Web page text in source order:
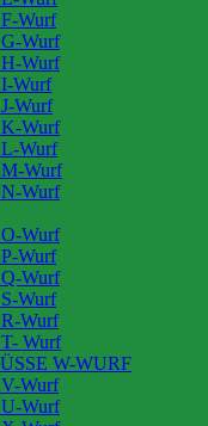
F-Wurf
G-Wurf
H-Wurf
I-Wurf
J-Wurf
K-Wurf
L-Wurf
M-Wurf
N-Wurf
O-Wurf
P-Wurf
Q-Wurf
S-Wurf
R-Wurf
T- Wurf
W-WURF
V-Wurf
U-Wurf